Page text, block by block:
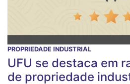
PROPRIEDADE INDUSTRIAL
UFU se destaca em
de propriedade